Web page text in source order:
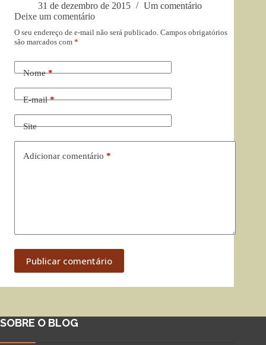
31 de dezembro de 2015
Um comentário
Deixe um comentário
O seu endereço de e-mail não será publicado. Campos obrigatórios
são marcados com *
Nome*
E-mail*
Site
Adicionar comentário *
Publicar comentário
SOBRE O BLOG